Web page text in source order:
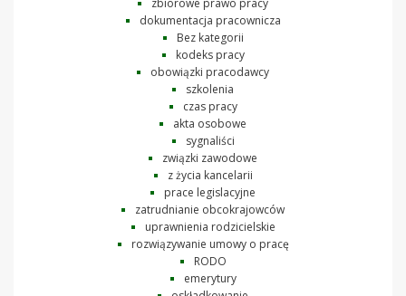
zbiorowe prawo pracy
dokumentacja pracownicza
Bez kategorii
kodeks pracy
obowiązki pracodawcy
szkolenia
czas pracy
akta osobowe
sygnaliści
związki zawodowe
z życia kancelarii
prace legislacyjne
zatrudnianie obcokrajowców
uprawnienia rodzicielskie
rozwiązywanie umowy o pracę
RODO
emerytury